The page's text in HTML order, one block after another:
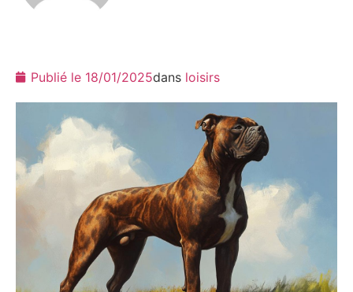
Publié le 18/01/2025dans loisirs